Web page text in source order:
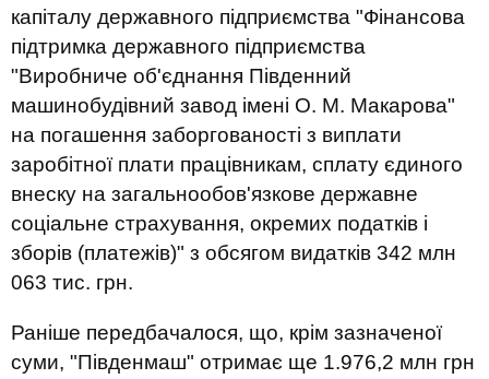
капіталу державного підприємства "Фінансова
підтримка державного підприємства
"Виробниче об'єднання Південний
машинобудівний завод імені О. М. Макарова"
на погашення заборгованості з виплати
заробітної плати працівникам, сплату єдиного
внеску на загальнообов'язкове державне
соціальне страхування, окремих податків і
зборів (платежів)" з обсягом видатків 342 млн
063 тис. грн.
Раніше передбачалося, що, крім зазначеної
суми, "Південмаш" отримає ще 1.976,2 млн грн